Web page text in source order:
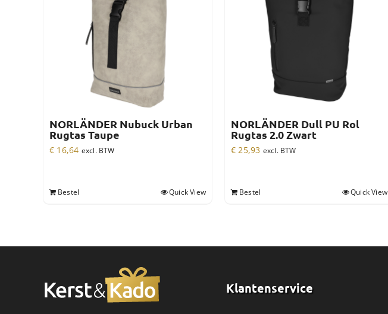
NORLÄNDER Nubuck Urban
Rugtas Taupe
€ 16,64 excl. BTW
Bestel Quick View
NORLÄNDER Dull PU Rol
Rugtas 2.0 Zwart
€ 25,93 excl. BTW
Bestel Quick View
Klantenservice